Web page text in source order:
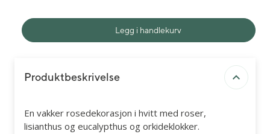
Legg i handlekurv
Produktbeskrivelse
En vakker rosedekorasjon i hvitt med roser,
lisianthus og eucalypthus og orkideklokker.